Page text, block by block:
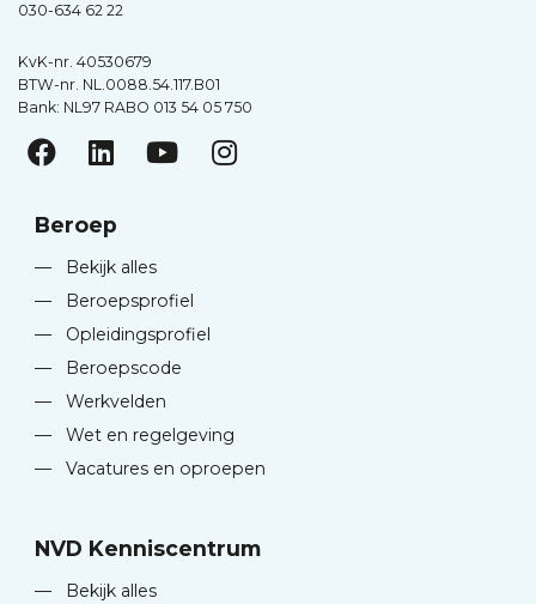
030-634 62 22
KvK-nr. 40530679
BTW-nr. NL.0088.54.117.B01
Bank: NL97 RABO 013 54 05 750
Beroep
—
Bekijk alles
—
Beroepsprofiel
—
Opleidingsprofiel
—
Beroepscode
—
Werkvelden
—
Wet en regelgeving
—
Vacatures en oproepen
NVD Kenniscentrum
—
Bekijk alles